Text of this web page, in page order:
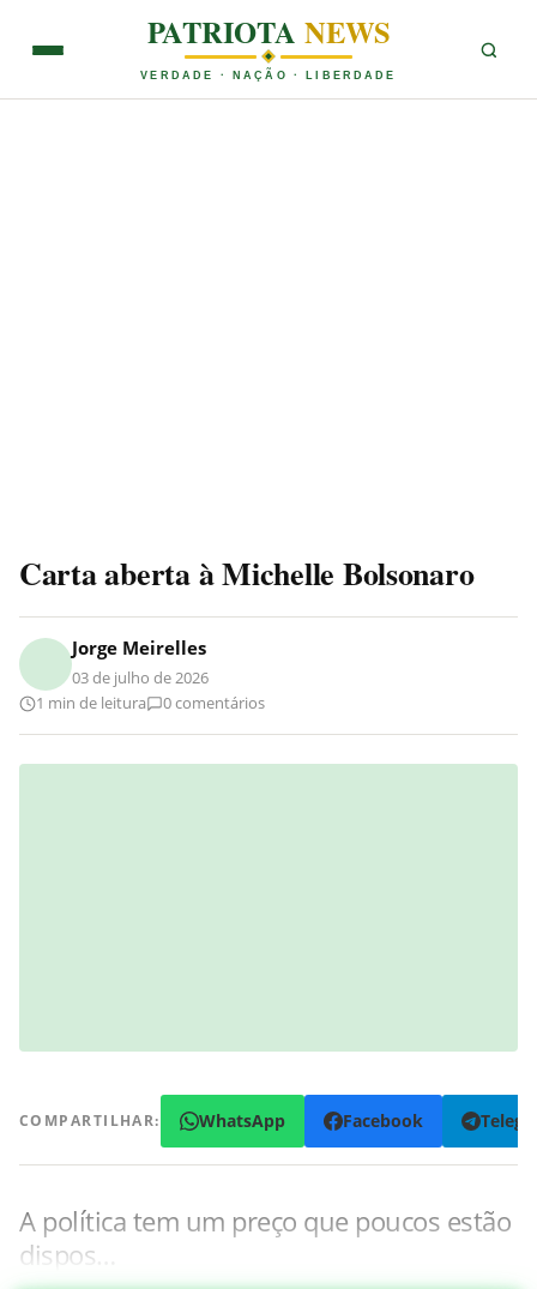
PATRIOTANEWS
VERDADE · NAÇÃO · LIBERDADE
Carta aberta à Michelle Bolsonaro
Jorge Meirelles
03 de julho de 2026
1 min de leitura
0 comentários
COMPARTILHAR: WhatsApp Facebook
A política tem um preço que poucos estão
dispos…